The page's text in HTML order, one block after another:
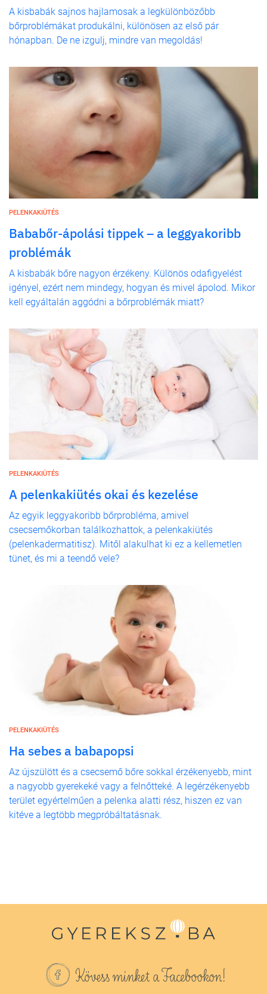
A kisbabák sajnos hajlamosak a legkülönbözőbb
bőrproblémákat produkálni, különösen az első pár
hónapban. De ne izgulj, mindre van megoldás!
PELENKAKIÜTÉS
Bababőr-ápolási tippek – a leggyakoribb
problémák
A kisbabák bőre nagyon érzékeny. Különös odafigyelést
igényel, ezért nem mindegy, hogyan és mivel ápolod. Mikor
kell egyáltalán aggódni a bőrproblémák miatt?
PELENKAKIÜTÉS
A pelenkakiütés okai és kezelése
Az egyik leggyakoribb bőrprobléma, amivel
csecsemőkorban találkozhattok, a pelenkakiütés
(pelenkadermatitisz). Mitől alakulhat ki ez a kellemetlen
tünet, és mi a teendő vele?
PELENKAKIÜTÉS
Ha sebes a babapopsi
Az újszülött és a csecsemő bőre sokkal érzékenyebb, mint
a nagyobb gyerekeké vagy a felnőtteké. A legérzékenyebb
terület egyértelműen a pelenka alatti rész, hiszen ez van
kitéve a legtöbb megpróbáltatásnak.
Kövess minket a Facebookon!